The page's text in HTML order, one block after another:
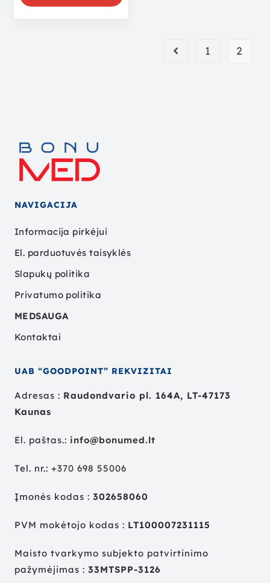
1 2
NAVIGACIJA
Informacija pirkėjui
El. parduotuvės taisyklės
Slapukų politika
Privatumo politika
MEDSAUGA
Kontaktai
UAB “GOODPOINT” REKVIZITAI
Adresas : Raudondvario pl. 164A, LT-47173
Kaunas
El. paštas.: info@bonumed.lt
Tel. nr.: +370 698 55006
Įmonės kodas : 302658060
PVM mokėtojo kodas : LT100007231115
Maisto tvarkymo subjekto patvirtinimo
pažymėjimas : 33MTSPP-3126